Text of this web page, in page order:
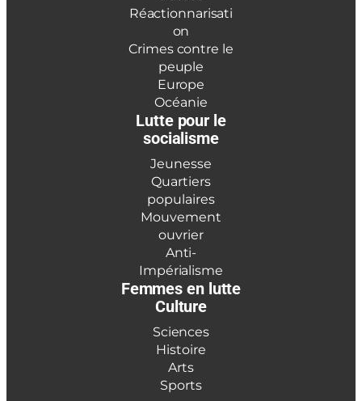
Réactionnarisati
on
Crimes contre le
peuple
Europe
Océanie
Lutte pour le
socialisme
Jeunesse
Quartiers
populaires
Mouvement
ouvrier
Anti-
Impérialisme
Femmes en lutte
Culture
Sciences
Histoire
Arts
Sports